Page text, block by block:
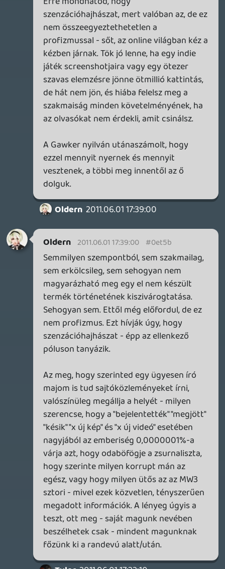
tud csapni erre az információra, és ezzel
érdekes tartalmat generál az olvasóinak,
akkor maga az eljárás profi volt. (Remélem
senkitől nem hangzik majd el "a bulvár
nem is lehet profi" kitétel, mert hát
tényleg oda kell az igazi kraft, nem egy
rétegmagazinhoz.)
Btw, ahhoz sem kell elkötelezettség vagy
elhivatottság, hogy azt írd meg, amit egy
kiadó engedélyez, ahhoz elég egy jó
íráskészségű ember, vagy (ha anyanyelven
érkezik a forrás) egy majom, aki ügyesen
Oldern
2011.06.01 17:16:36
Matild 2011.06.01 17:18:39
Mi ez a zene a podcast elején? 🙂
Az egészben egyetlen hatalmas
szépséghiba van, ami felett valamiért te
elsiklottál:
ez egy szórakoztató médium. Nem az
derült ki, hogy nyolcvanmilló eurót
sikkasztottak a Modern Warfare 3-al,
hanem a készülő játék történetéből
Ne mondd már nekem, hogy ha Brandon
Sanderson készülő Memory of Light-jának
kiszivárogna nyomtatás előtt fél évvel az
utolsó fejezete, és azt címlapon hozná a fél
ezt hívják hatásvadászatnak, semmi
kötelezettség és semmi elhivatottság
nincs benne. Mindamellett ha valaki azt
elspoilerezné nekem, abszolút enrage-
elnék 🙂
Valódi történések vs egy készülő
szórakoztatóipari termék története ->
nem egy kategória 😉
Tyler 2011.06.01 16:38:28
Vega 2011.06.01 17:15:20 #0et56
Így van, ezért is érthetetlen részedről a
"hülye fejlesztő" megnevezés, a fejlesztő
ugyanis az, aki egészen biztosan soha nem
Annál inkább a kiadó, annak is a PR
részlege.